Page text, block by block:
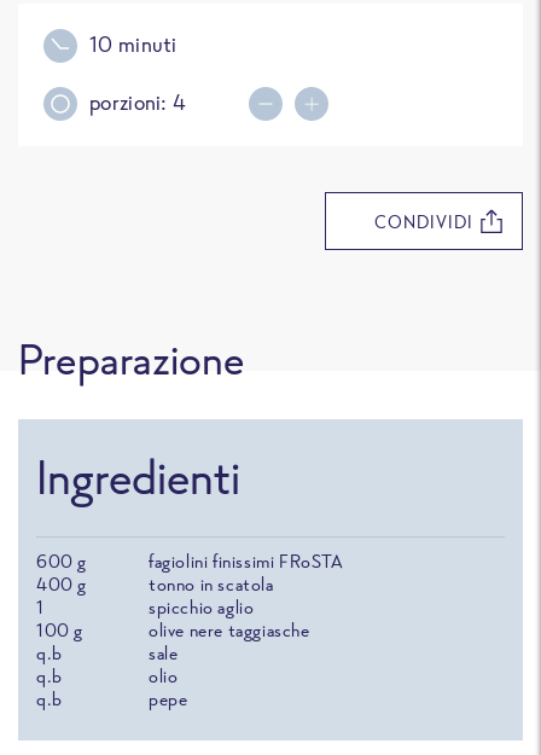
10 minuti
porzioni: 4
CONDIVIDI
Preparazione
Ingredienti
600 g
fagiolini finissimi FRoSTA
400 g
tonno in scatola
1
spicchio aglio
100 g
olive nere taggiasche
q.b
sale
q.b
olio
q.b
pepe